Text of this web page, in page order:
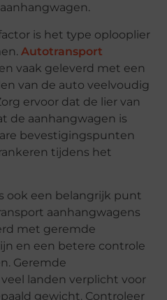
is het type oplooplier
Autotransport
vaak geleverd met een
van de auto veelvoudig
ervoor dat de lier van
de aanhangwagen is
bevestigingspunten
tijdens het
ook een belangrijk punt
aanhangwagens
met geremde
en een betere controle
Geremde
landen verplicht voor
gewicht. Controleer